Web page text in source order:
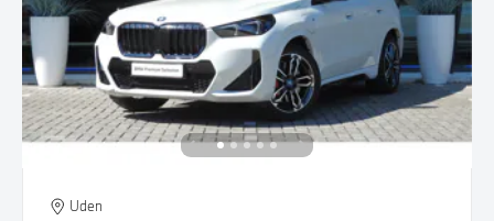
Uden